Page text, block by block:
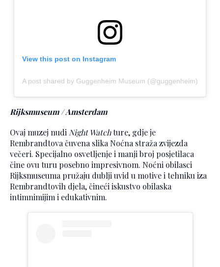
View this post on Instagram
A post shared by Guggenheim Museum (@guggenheim)
Rijksmuseum / Amsterdam
Ovaj muzej nudi Night Watchture, gdje je
Rembrandtova čuvena slika Noćna straža zvijezda
večeri. Specijalno osvetljenje i manji broj posjetilaca
čine ovu turu posebno impresivnom. Noćni obilasci
Rijksmuseuma pružaju dublji uvid u motive i tehniku iza
Rembrandtovih djela, čineći iskustvo obilaska
intimnimijim i edukativnim.